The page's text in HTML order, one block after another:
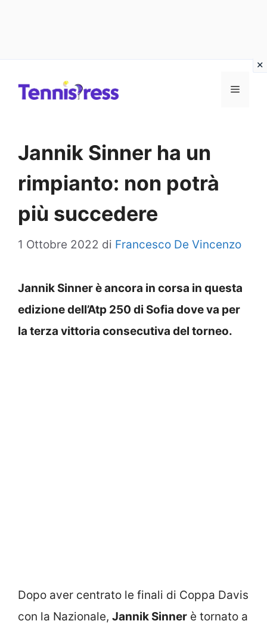
MENU
Jannik Sinner ha un
rimpianto: non potrà
più succedere
1 Ottobre 2022 di Francesco De Vincenzo
Jannik Sinner è ancora in corsa in questa
edizione dell’Atp 250 di Sofia dove va per
la terza vittoria consecutiva del torneo.
Dopo aver centrato le finali di Coppa Davis
con la Nazionale, Jannik Sinner è tornato a